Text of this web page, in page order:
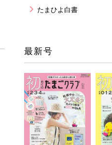
たまひよ白書
最新号